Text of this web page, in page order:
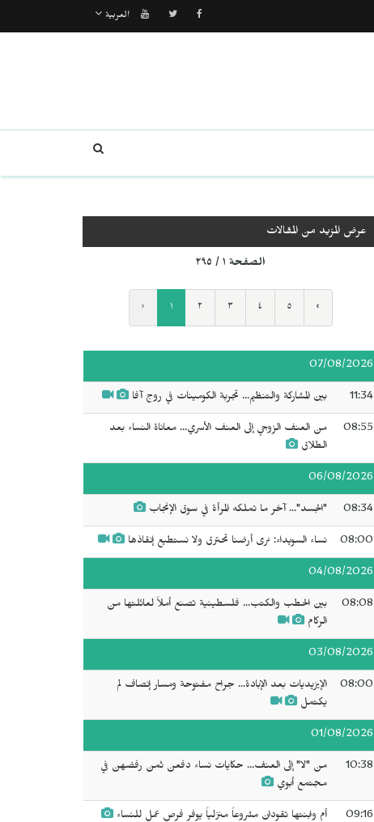
العربية
عرض المزيد من المقالات
الصفحة ١ / ٢٩٥
‹ ١ ٢ ٣ ٤ ٥ ›
07/08/2026
11:34 بين المشاركة والتنظيم... تجربة الكومينات في روج آفا
08:55
من العنف الزوجي إلى العنف الأسري... معاناة النساء بعد
الطلاق
06/08/2026
08:34 "الجسد"... آخر ما تملكه المرأة في سوق الإنجاب
08:00 نساء السويداء: نرى أرضنا تحترق ولا نستطيع إنقاذها
04/08/2026
08:08
بين الحطب والكتب... فلسطينية تصنع أملاً لعائلتها من
الركام
03/08/2026
08:00
الإيزيديات بعد الإبادة... جراح مفتوحة ومسار إنصاف لم
يكتمل
01/08/2026
10:38
من "لا" إلى العنف... حكايات نساء دفعن ثمن رفضهن في
مجتمع أبوي
09:16 أم وابنتها تقودان مشروعاً منزلياً يوفر فرص عمل للنساء